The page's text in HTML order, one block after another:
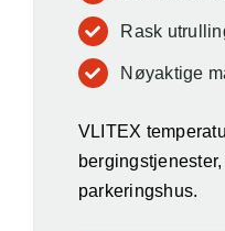
Rask
Nøyaktige
VLITEX
parkeringshus.